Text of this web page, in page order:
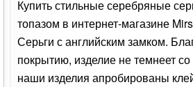
Купить стильные серебряные
топазом в интернет-магазине
Серьги с английским замком.
покрытию, изделие не темнеет
наши изделия апробированы